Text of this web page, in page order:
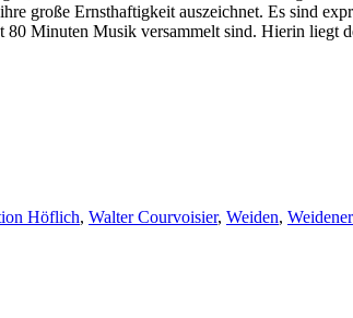
große Ernsthaftigkeit auszeichnet. Es sind
Minuten Musik versammelt sind. Hierin liegt
Höflich, Walter Courvoisier, Weiden,